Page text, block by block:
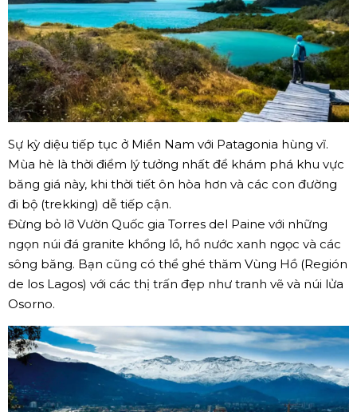
Sự kỳ diệu tiếp tục ở Miền Nam với Patagonia hùng vĩ.
Mùa hè là thời điểm lý tưởng nhất để khám phá khu vực
băng giá này, khi thời tiết ôn hòa hơn và các con đường
đi bộ (trekking) dễ tiếp cận.
Đừng bỏ lỡ Vườn Quốc gia Torres del Paine với những
ngọn núi đá granite khổng lồ, hồ nước xanh ngọc và các
sông băng. Bạn cũng có thể ghé thăm Vùng Hồ (Región
de los Lagos) với các thị trấn đẹp như tranh vẽ và núi lửa
Osorno.